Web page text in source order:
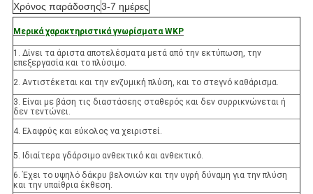
Χρόνος παράδοσης3-7 ημέρες
Μερικά χαρακτηριστικά γνωρίσματα WKP
1. Δίνει τα άριστα αποτελέσματα μετά από την εκτύπωση, την
επεξεργασία και το πλύσιμο.
2. Αντιστέκεται και την ενζυμική πλύση, και το στεγνό καθάρισμα.
3. Είναι με βάση τις διαστάσεης σταθερός και δεν συρρικνώνεται ή
δεν τεντώνει.
4. Ελαφρύς και εύκολος να χειριστεί.
5. Ιδιαίτερα γδάρσιμο ανθεκτικό και ανθεκτικό.
6. Έχει το υψηλό δάκρυ βελονιών και την υγρή δύναμη για την πλύση
και την υπαίθρια έκθεση.